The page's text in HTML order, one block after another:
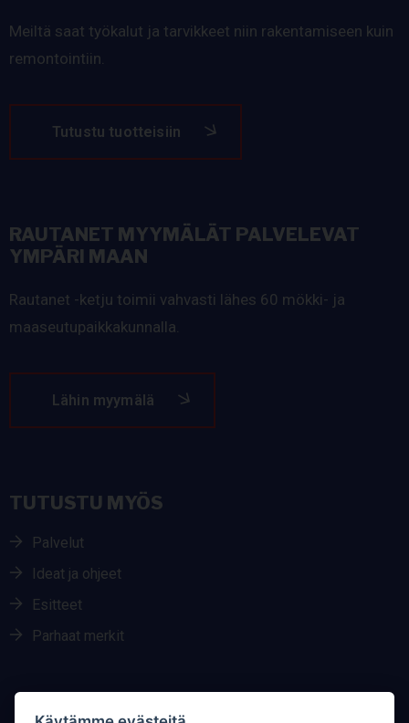
Meiltä saat työkalut ja tarvikkeet niin rakentamiseen kuin
remontointiin.
Tutustu tuotteisiin
RAUTANET MYYMÄLÄT PALVELEVAT
YMPÄRI MAAN
Rautanet -ketju toimii vahvasti lähes 60 mökki- ja
maaseutupaikkakunnalla.
Lähin myymälä
TUTUSTU MYÖS
Palvelut
Ideat ja ohjeet
Esitteet
Parhaat merkit